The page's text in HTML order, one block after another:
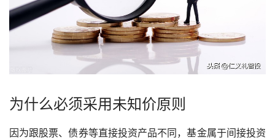
为什么必须采用未知价原则
因为跟股票、债券等直接投资产品不同，基金属于间接投资